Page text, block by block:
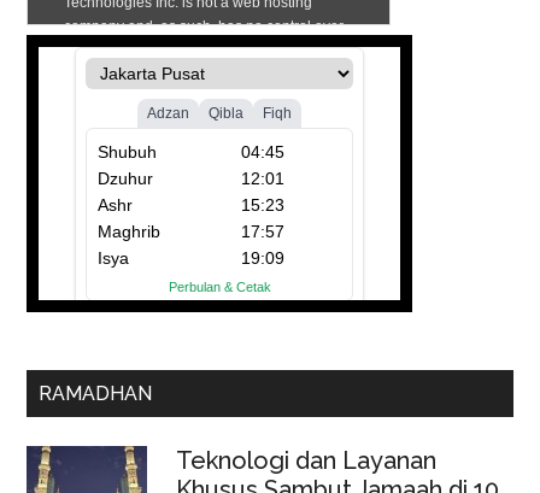
RAMADHAN
Teknologi dan Layanan